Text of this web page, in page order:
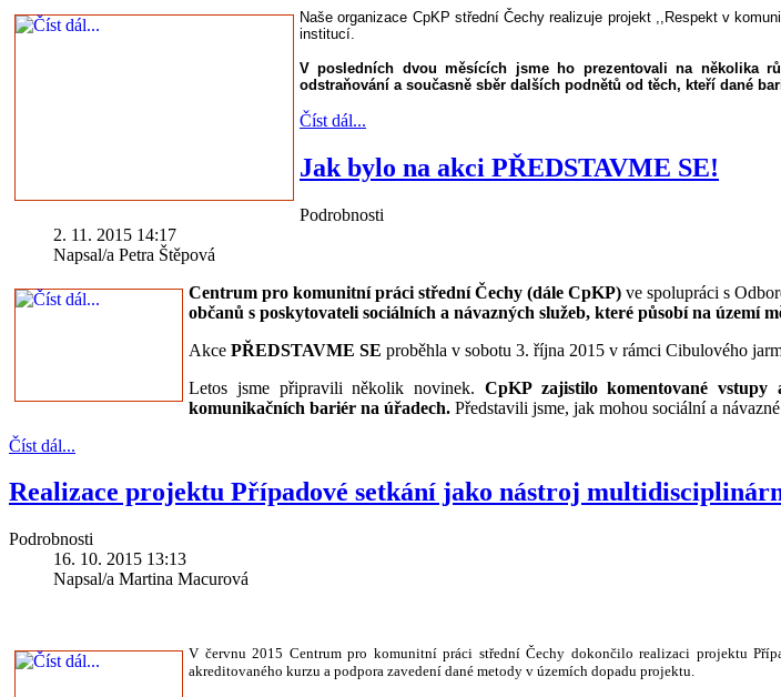
Naše organizace CpKP střední Čechy realizuje projekt ,,Respekt v
institucí.
V posledních dvou měsících jsme ho prezentovali na několika
odstraňování a současně sběr dalších podnětů od těch, kteří dané
Číst dál...
Jak bylo na akci PŘEDSTAVME SE!
Podrobnosti
2. 11. 2015 14:17
Napsal/a Petra Štěpová
Centrum pro komunitní práci střední Čechy (dále CpKP) ve spolupráci s
občanů s poskytovateli sociálních a návazných služeb, které působí na území
Akce PŘEDSTAVME SE proběhla v sobotu 3. října 2015 v rámci Cibulového
Letos jsme připravili několik novinek. CpKP zajistilo komentované
komunikačních bariér na úřadech. Představili jsme, jak mohou sociální a
Číst dál...
Realizace projektu Případové setkání jako nástroj
Podrobnosti
16. 10. 2015 13:13
Napsal/a Martina Macurová
V červnu 2015 Centrum pro komunitní práci střední Čechy dokončilo realizaci projektu
akreditovaného kurzu a podpora zavedení dané metody v územích dopadu projektu.